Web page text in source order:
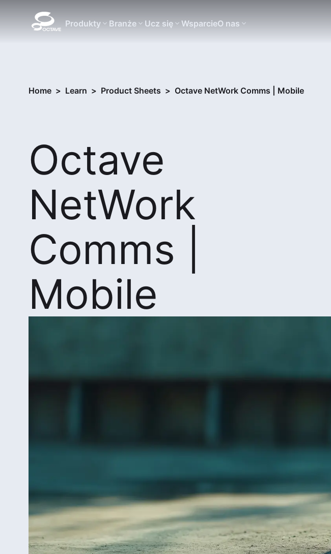
Produkty Branże Ucz się WsparcieO nas
Home > Learn > Product Sheets > Octave NetWork Comms | Mobile
Octave
NetWork
Comms |
Mobile